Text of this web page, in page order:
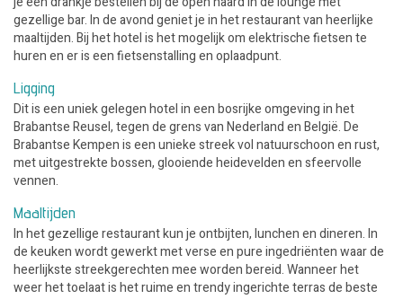
gezellige bar. In de avond geniet je in het restaurant van heerlijke
maaltijden. Bij het hotel is het mogelijk om elektrische fietsen te
huren en er is een fietsenstalling en oplaadpunt.
Ligging
Dit is een uniek gelegen hotel in een bosrijke omgeving in het
Brabantse Reusel, tegen de grens van Nederland en België. De
Brabantse Kempen is een unieke streek vol natuurschoon en rust,
met uitgestrekte bossen, glooiende heidevelden en sfeervolle
vennen.
Maaltijden
In het gezellige restaurant kun je ontbijten, lunchen en dineren. In
de keuken wordt gewerkt met verse en pure ingedriënten waar de
heerlijkste streekgerechten mee worden bereid. Wanneer het
weer het toelaat is het ruime en trendy ingerichte terras de beste